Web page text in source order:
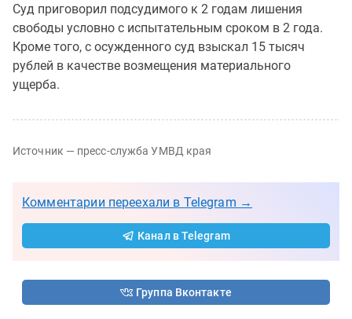
Суд приговорил подсудимого к 2 годам лишения
свободы условно с испытательным сроком в 2 года.
Кроме того, с осужденного суд взыскал 15 тысяч
рублей в качестве возмещения материального
ущерба.
Источник — пресс-служба УМВД края
Комментарии переехали в Telegram →
Канал в Telegram
Группа Вконтакте